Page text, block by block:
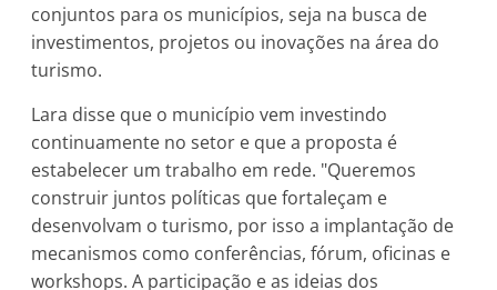
conjuntos para os municípios, seja na busca de
investimentos, projetos ou inovações na área do
turismo.
Lara disse que o município vem investindo
continuamente no setor e que a proposta é
estabelecer um trabalho em rede. "Queremos
construir juntos políticas que fortaleçam e
desenvolvam o turismo, por isso a implantação de
mecanismos como conferências, fórum, oficinas e
workshops. A participação e as ideias dos